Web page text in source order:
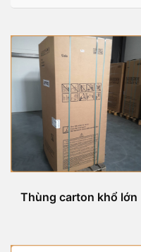
Thùng carton khổ lớn